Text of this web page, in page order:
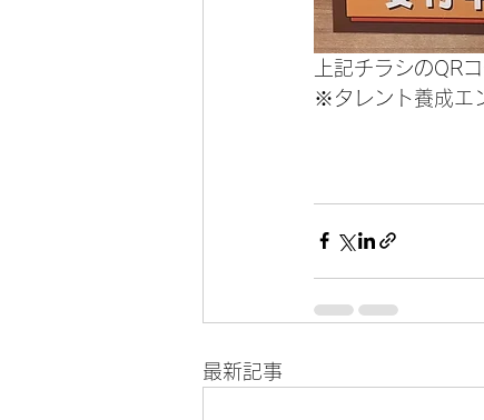
上記チラシのQR
※タレント養成エ
最新記事